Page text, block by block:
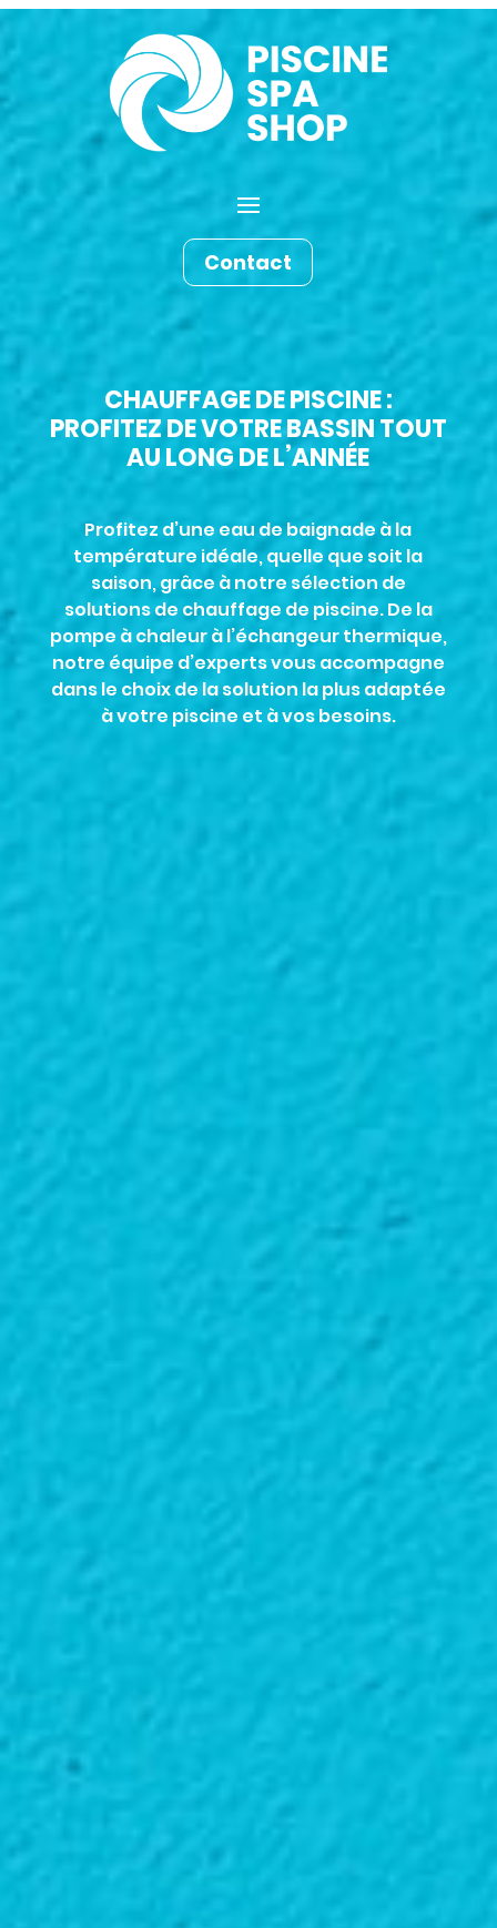
Contact
CHAUFFAGE DE PISCINE :
PROFITEZ DE VOTRE BASSIN TOUT
AU LONG DE L’ANNÉE
Profitez d’une eau de baignade à la
température idéale, quelle que soit la
saison, grâce à notre sélection de
solutions de chauffage de piscine. De la
pompe à chaleur à l’échangeur thermique,
notre équipe d’experts vous accompagne
dans le choix de la solution la plus adaptée
à votre piscine et à vos besoins.